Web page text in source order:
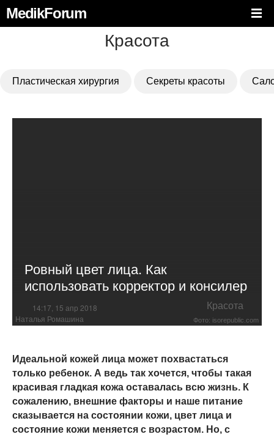
MedikForum
Красота
Пластическая хирургия Секреты красоты
Ровный цвет лица. Как
использовать корректор и консилер
14:17, 15 апр 2018 Красота
Наталья Ромашина Фото: isorepublic.com
Идеальной кожей лица может похвастаться
только ребенок. А ведь так хочется, чтобы такая
красивая гладкая кожа оставалась всю жизнь. К
сожалению, внешние факторы и наше питание
сказывается на состоянии кожи, цвет лица и
состояние кожи меняется с возрастом. Но, с